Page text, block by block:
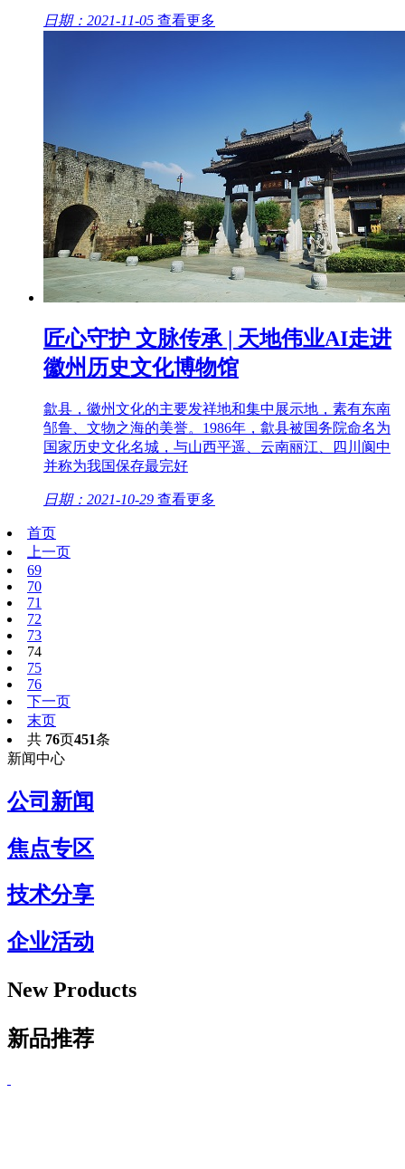
日期：2021-11-05 查看更多
匠心守护 文脉传承 | 天地伟业AI走进
徽州历史文化博物馆
歙县，徽州文化的主要发祥地和集中展示地，素有东南
邹鲁、文物之海的美誉。1986年，歙县被国务院命名为
国家历史文化名城，与山西平遥、云南丽江、四川阆中
并称为我国保存最完好
日期：2021-10-29 查看更多
首页
上一页
69
70
71
72
73
74
75
76
下一页
末页
共 76页451条
新闻中心
公司新闻
焦点专区
技术分享
企业活动
New Products
新品推荐